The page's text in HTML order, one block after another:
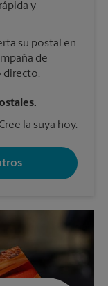
y
su postal en
de
directo.
la suya hoy.